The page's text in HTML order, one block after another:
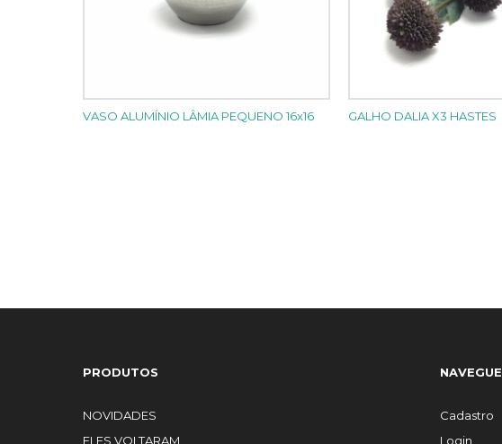
VASO ALUMÍNIO LÂMIA PEQUENO 16x16 GALHO DALIA X3 HASTES
PRODUTOS
NOVIDADES
ELES VOLTARAM
NAVEGUE
Cadastro
Login